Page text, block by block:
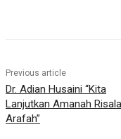
Previous article
Dr. Adian Husaini “Kita
Lanjutkan Amanah
Arafah”